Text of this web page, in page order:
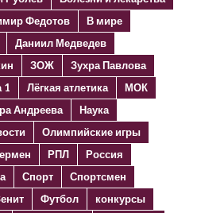
Федотов
В мире
Даниил Медведев
ЗОЖ
Зухра Павлова
1 Лёгкая атлетика
МОК
Андреева
Наука
Олимпийские игры
РПЛ
Россия
Спорт
Спортсмен
Футбол
конкурсы